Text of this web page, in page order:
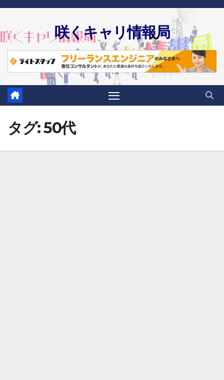
Skip
content
咲くキャリ情報局
タグ:50代